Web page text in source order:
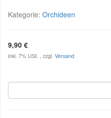
Kategorie: Orchideen
9,90 €
inkl. 7% USt. , zzgl. Versand